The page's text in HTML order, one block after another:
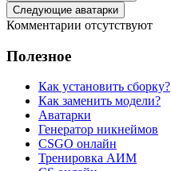
Следующие аватарки
Комментарии отсутствуют
Полезное
Как установить сборку?
Как заменить модели?
Аватарки
Генератор никнеймов
CSGO онлайн
Тренировка АИМ